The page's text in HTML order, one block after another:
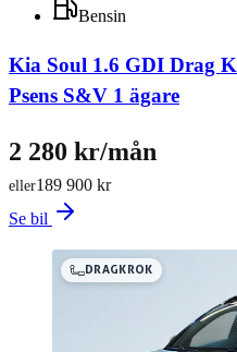
Bensin
Kia Soul 1.6 GDI Drag
Psens S&V 1 ägare
189 900 kr
eller
2 280 kr/mån
Se bil
DRAGKROK